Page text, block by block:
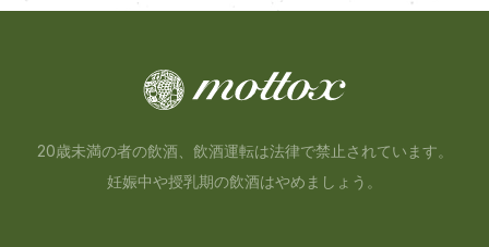
20歳未満の者の飲酒、飲酒運転は法律で禁止されています。
妊娠中や授乳期の飲酒はやめましょう。